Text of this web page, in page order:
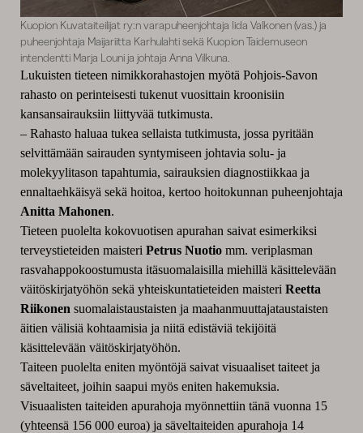
Kuopion Kuvataiteilijat ry:n varapuheenjohtaja Iida Valkonen (vas.) ja
puheenjohtaja Maijariitta Karhulahti sekä Kuopion Taidemuseon
intendentti Marja Louni ja johtaja Anna Vilkuna.
Lukuisten tieteen nimikkorahastojen myötä Pohjois-Savon
rahasto on perinteisesti tukenut vuosittain kroonisiin
kansansairauksiin liittyvää tutkimusta.
– Rahasto haluaa tukea sellaista tutkimusta, jossa pyritään
selvittämään sairauden syntymiseen johtavia solu- ja
molekyylitason tapahtumia, sairauksien diagnostiikkaa ja
ennaltaehkäisyä sekä hoitoa, kertoo hoitokunnan puheenjohtaja
Anitta Mahonen.
Tieteen puolelta kokovuotisen apurahan saivat esimerkiksi
terveystieteiden maisteri Petrus Nuotio mm. veriplasman
rasvahappokoostumusta itäsuomalaisilla miehillä käsittelevään
väitöskirjatyöhön sekä yhteiskuntatieteiden maisteri Reetta
Riikonen suomalaistaustaisten ja maahanmuuttajataustaisten
äitien välisiä kohtaamisia ja niitä edistäviä tekijöitä
käsittelevään väitöskirjatyöhön.
Taiteen puolelta eniten myöntöjä saivat visuaaliset taiteet ja
säveltaiteet, joihin saapui myös eniten hakemuksia.
Visuaalisten taiteiden apurahoja myönnettiin tänä vuonna 15
(yhteensä 156 000 euroa) ja säveltaiteiden apurahoja 14